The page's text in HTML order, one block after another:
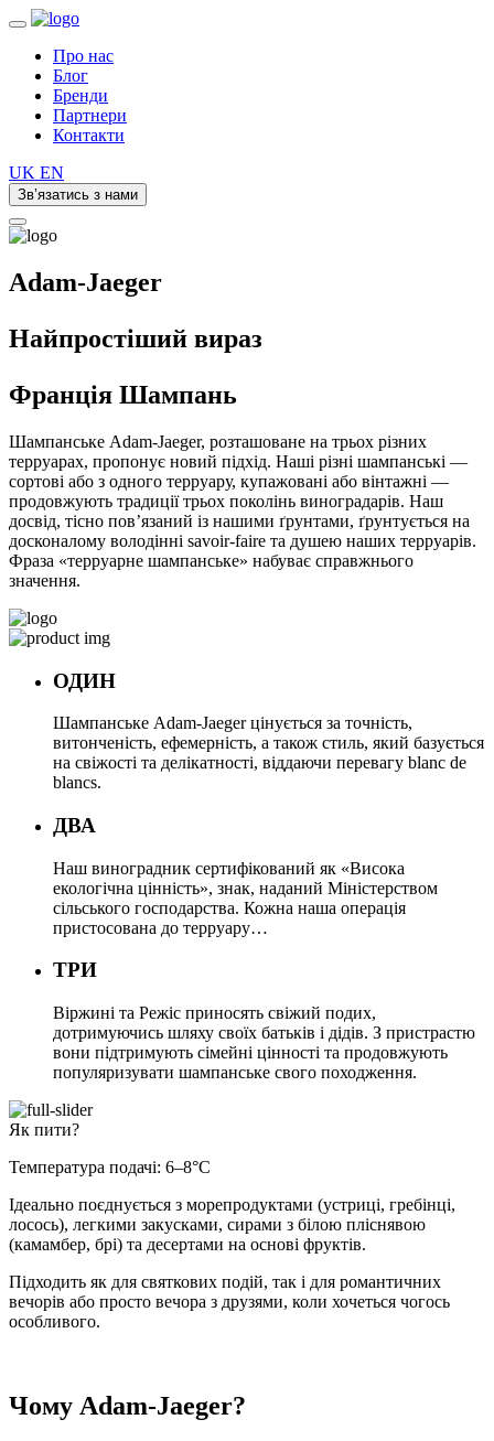
Про нас
Блог
Бренди
Партнери
Контакти
UK EN
Зв’язатись з нами
Adam-Jaeger
Найпростіший вираз
Франція Шампань
Шампанське Adam-Jaeger, розташоване на трьох різних
терруарах, пропонує новий підхід. Наші різні шампанські —
сортові або з одного терруару, купажовані або вінтажні —
продовжують традиції трьох поколінь виноградарів. Наш
досвід, тісно пов’язаний із нашими ґрунтами, ґрунтується на
досконалому володінні savoir-faire та душею наших терруарів.
Фраза «терруарне шампанське» набуває справжнього
значення.
ОДИН
Шампанське Adam-Jaeger цінується за точність,
витонченість, ефемерність, а також стиль, який базується
на свіжості та делікатності, віддаючи перевагу blanc de
blancs.
ДВА
Наш виноградник сертифікований як «Висока
екологічна цінність», знак, наданий Міністерством
сільського господарства. Кожна наша операція
пристосована до терруару…
ТРИ
Віржині та Режіс приносять свіжий подих,
дотримуючись шляху своїх батьків і дідів. З пристрастю
вони підтримують сімейні цінності та продовжують
популяризувати шампанське свого походження.
Як пити?
Температура подачі: 6–8°C
Ідеально поєднується з морепродуктами (устриці, гребінці,
лосось), легкими закусками, сирами з білою пліснявою
(камамбер, брі) та десертами на основі фруктів.
Підходить як для святкових подій, так і для романтичних
вечорів або просто вечора з друзями, коли хочеться чогось
особливого.
Чому Adam-Jaeger?